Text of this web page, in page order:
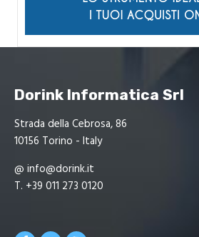
Dorink Informatica Srl
Strada della Cebrosa, 86
10156 Torino - Italy
@ info@dorink.it
T. +39 011 273 0120